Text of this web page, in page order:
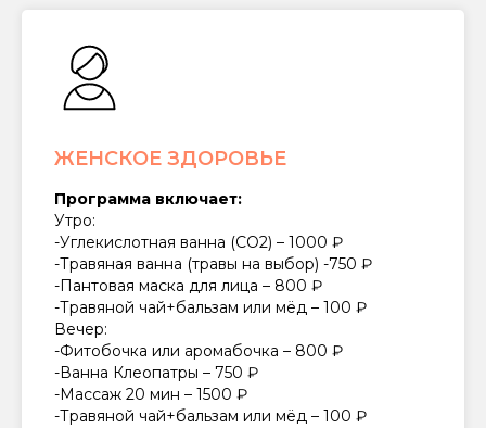
ЖЕНСКОЕ ЗДОРОВЬЕ
Программа включает:
Утро:
-Углекислотная ванна (СО2) – 1000 ₽
-Травяная ванна (травы на выбор) -750 ₽
-Пантовая маска для лица – 800 ₽
-Травяной чай+бальзам или мёд – 100 ₽
Вечер:
-Фитобочка или аромабочка – 800 ₽
-Ванна Клеопатры – 750 ₽
-Массаж 20 мин – 1500 ₽
-Травяной чай+бальзам или мёд – 100 ₽